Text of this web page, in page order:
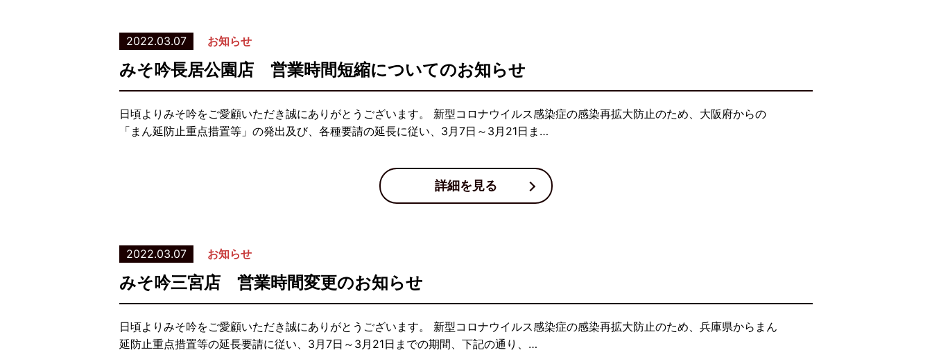
2022.03.07 お知らせ
みそ吟長居公園店 営業時間短縮についてのお知らせ
日頃よりみそ吟をご愛顧いただき誠にありがとうございます。 新型コロナウイルス感染症の感染再拡大防止のため、大阪府からの
「まん延防止重点措置等」の発出及び、各種要請の延長に従い、3月7日～3月21日ま…
詳細を見る
2022.03.07 お知らせ
みそ吟三宮店 営業時間変更のお知らせ
日頃よりみそ吟をご愛顧いただき誠にありがとうございます。 新型コロナウイルス感染症の感染再拡大防止のため、兵庫県からまん
延防止重点措置等の延長要請に従い、3月7日～3月21日までの期間、下記の通り、…